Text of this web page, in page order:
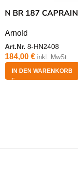
N BR 187
Arnold
Art.Nr. 8-HN2408
184,00 € inkl. MwSt.
IN DEN WARENKORB